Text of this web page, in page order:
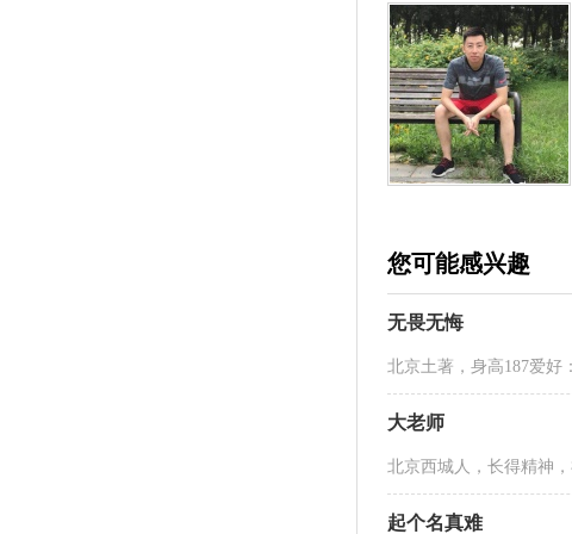
您可能感兴趣
无畏无悔
北京土著，身高187爱
大老师
北京西城人，长得精神
起个名真难